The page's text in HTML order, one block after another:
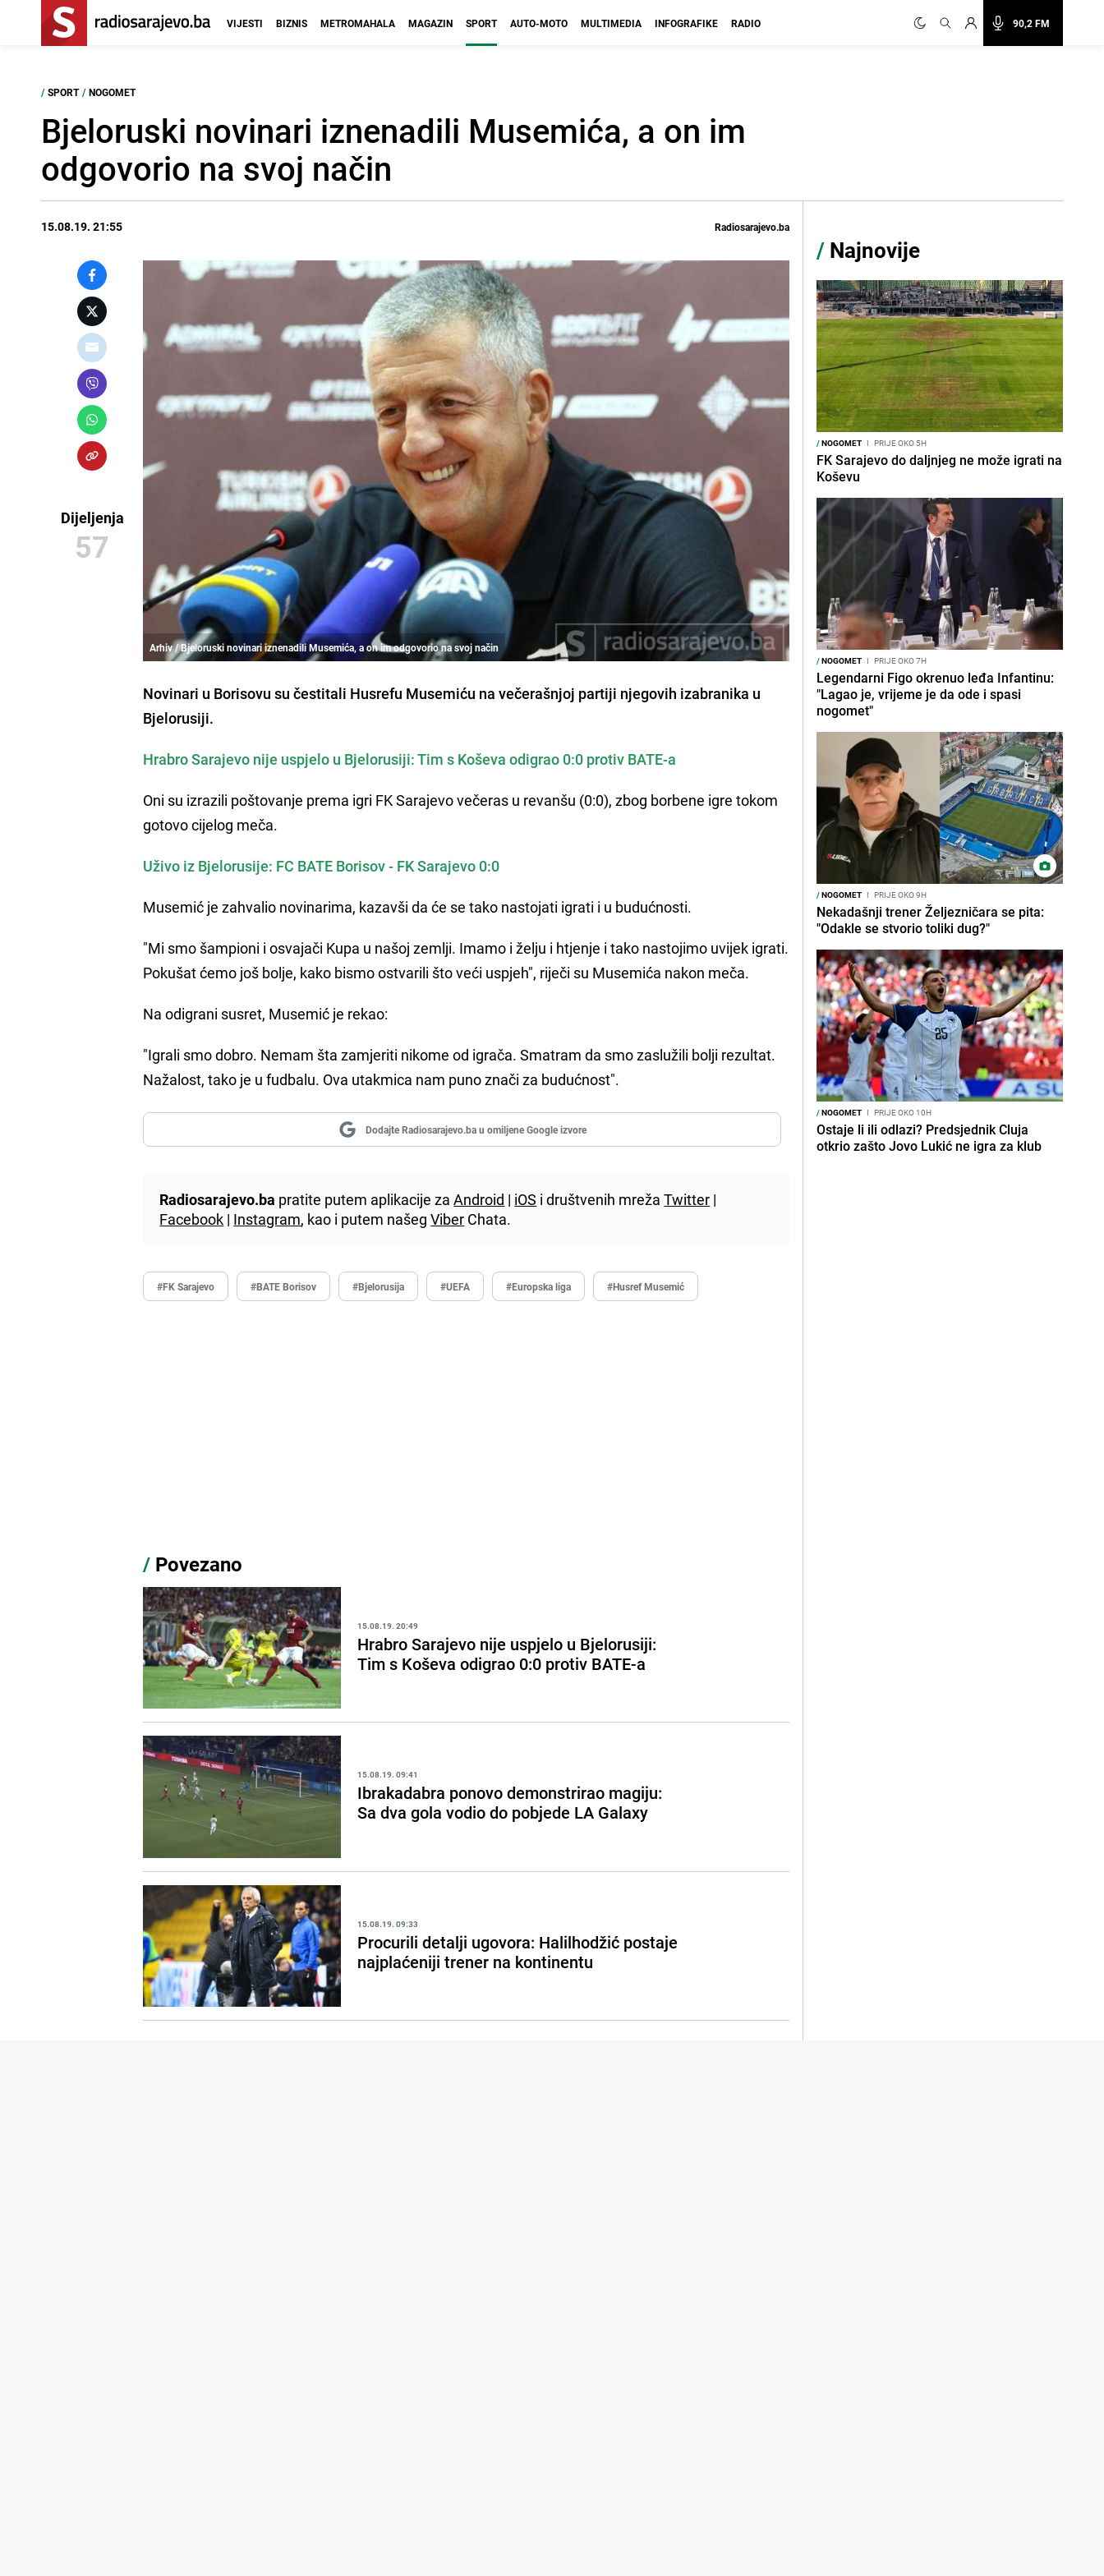
90,2 FM
VIJESTI BIZNIS METROMAHALA MAGAZIN SPORT AUTO-MOTO MULTIMEDIA INFOGRAFIKE RADIO
/ SPORT / NOGOMET
Bjeloruski novinari iznenadili Musemića, a on im
odgovorio na svoj način
15.08.19. 21:55 Radiosarajevo.ba
Dijeljenja
57
Arhiv / Bjeloruski novinari iznenadili Musemića, a on im odgovorio na svoj način
Novinari u Borisovu su čestitali Husrefu Musemiću na večerašnjoj partiji njegovih izabranika u
Bjelorusiji.
Hrabro Sarajevo nije uspjelo u Bjelorusiji: Tim s Koševa odigrao 0:0 protiv BATE-a
Oni su izrazili poštovanje prema igri FK Sarajevo večeras u revanšu (0:0), zbog borbene igre tokom
gotovo cijelog meča.
Uživo iz Bjelorusije: FC BATE Borisov - FK Sarajevo 0:0
Musemić je zahvalio novinarima, kazavši da će se tako nastojati igrati i u budućnosti.
"Mi smo šampioni i osvajači Kupa u našoj zemlji. Imamo i želju i htjenje i tako nastojimo uvijek igrati.
Pokušat ćemo još bolje, kako bismo ostvarili što veći uspjeh", riječi su Musemića nakon meča.
Na odigrani susret, Musemić je rekao:
"Igrali smo dobro. Nemam šta zamjeriti nikome od igrača. Smatram da smo zaslužili bolji rezultat.
Nažalost, tako je u fudbalu. Ova utakmica nam puno znači za budućnost".
Dodajte Radiosarajevo.ba u omiljene Google izvore
Radiosarajevo.ba pratite putem aplikacije zaAndroid | iOS i društvenih mrežaTwitter |
Facebook | Instagram, kao i putem našegViber Chata.
#FK Sarajevo #BATE Borisov #Bjelorusija #UEFA #Europska liga #Husref Musemić
/ Povezano
15.08.19. 20:49
Hrabro Sarajevo nije uspjelo u Bjelorusiji:
Tim s Koševa odigrao 0:0 protiv BATE-a
15.08.19. 09:41
Ibrakadabra ponovo demonstrirao magiju:
Sa dva gola vodio do pobjede LA Galaxy
15.08.19. 09:33
Procurili detalji ugovora: Halilhodžić postaje
najplaćeniji trener na kontinentu
/ Najnovije
/NOGOMET I PRIJE OKO 5H
FK Sarajevo do daljnjeg ne može igrati na
Koševu
/NOGOMET I PRIJE OKO 7H
Legendarni Figo okrenuo leđa Infantinu:
"Lagao je, vrijeme je da ode i spasi
nogomet"
/NOGOMET I PRIJE OKO 9H
Nekadašnji trener Željezničara se pita:
"Odakle se stvorio toliki dug?"
/NOGOMET I PRIJE OKO 10H
Ostaje li ili odlazi? Predsjednik Cluja
otkrio zašto Jovo Lukić ne igra za klub